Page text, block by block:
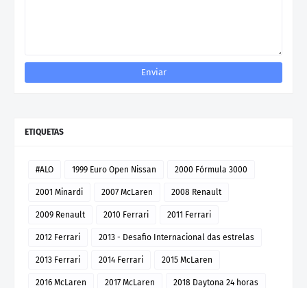
ETIQUETAS
#ALO 1999 Euro Open Nissan 2000 Fórmula 3000
2001 Minardi 2007 McLaren 2008 Renault
2009 Renault 2010 Ferrari 2011 Ferrari
2012 Ferrari 2013 - Desafio Internacional das estrelas
2013 Ferrari 2014 Ferrari 2015 McLaren
2016 McLaren 2017 McLaren 2018 Daytona 24 horas